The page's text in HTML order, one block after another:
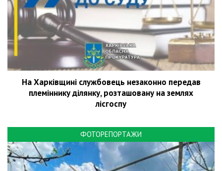
На Харківщині службовець незаконно передав
племіннику ділянку, розташовану на землях
лісгоспу
ФОТОРЕПОРТАЖИ